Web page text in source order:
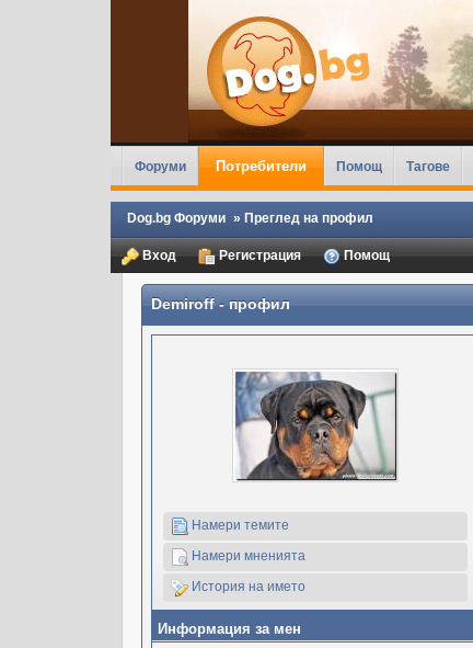
Форуми Потребители Помощ Тагове
Dog.bg Форуми » Преглед на профил
Вход Регистрация Помощ
Demiroff- профил
Намери темите
Намери мненията
История на името
Информация за мен